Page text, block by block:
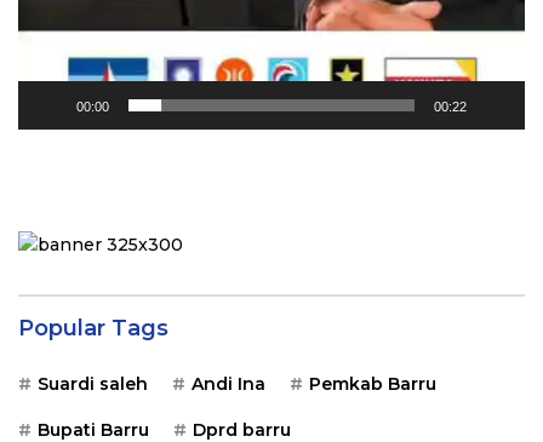
00:00 00:22
Popular Tags
Suardi saleh Andi Ina Pemkab Barru
Bupati Barru Dprd barru